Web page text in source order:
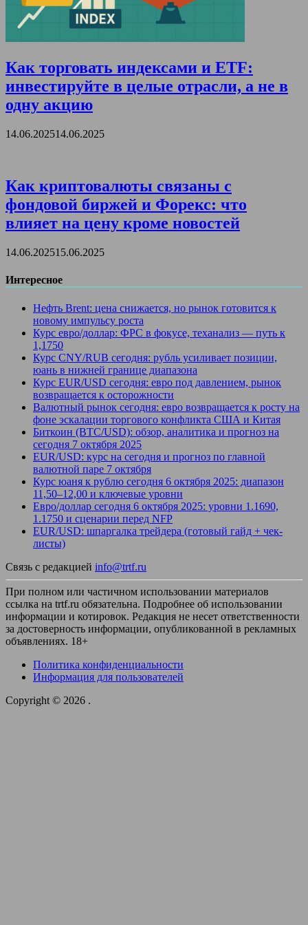
Как торговать индексами и ETF:
инвестируйте в целые отрасли, а не в
одну акцию
14.06.202514.06.2025
Как криптовалюты связаны с
фондовой биржей и Форекс: что
влияет на цену кроме новостей
14.06.202515.06.2025
Интересное
Нефть Brent: цена снижается, но рынок готовится к
новому импульсу роста
Курс евро/доллар: ФРС в фокусе, теханализ — путь к
1,1750
Курс CNY/RUB сегодня: рубль усиливает позиции,
юань в нижней границе диапазона
Курс EUR/USD сегодня: евро под давлением, рынок
возвращается к осторожности
Валютный рынок сегодня: евро возвращается к росту на
фоне эскалации торгового конфликта США и Китая
Биткоин (BTC/USD): обзор, аналитика и прогноз на
сегодня 7 октября 2025
EUR/USD: курс на сегодня и прогноз по главной
валютной паре 7 октября
Курс юаня к рублю сегодня 6 октября 2025: диапазон
11,50–12,00 и ключевые уровни
Евро/доллар сегодня 6 октября 2025: уровни 1.1690,
1.1750 и сценарии перед NFP
EUR/USD: шпаргалка трейдера (готовый гайд + чек-
листы)
Связь с редакцией info@trtf.ru
При полном или частичном использовании материалов
ссылка на trtf.ru обязательна. Подробнее об использовании
информации и котировок. Редакция не несет ответственности
за достоверность информации, опубликованной в рекламных
объявлениях. 18+
Политика конфиденциальности
Информация для пользователей
Copyright © 2026 .